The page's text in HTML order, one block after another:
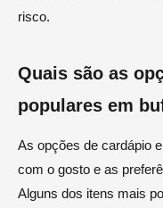
risco.
Quais são as
populares em
As opções de cardápio
com o gosto e as
Alguns dos itens mais